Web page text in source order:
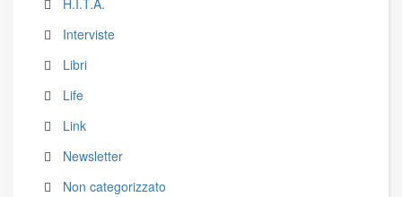
H.I.T.A.
Interviste
Libri
Life
Link
Newsletter
Non categorizzato